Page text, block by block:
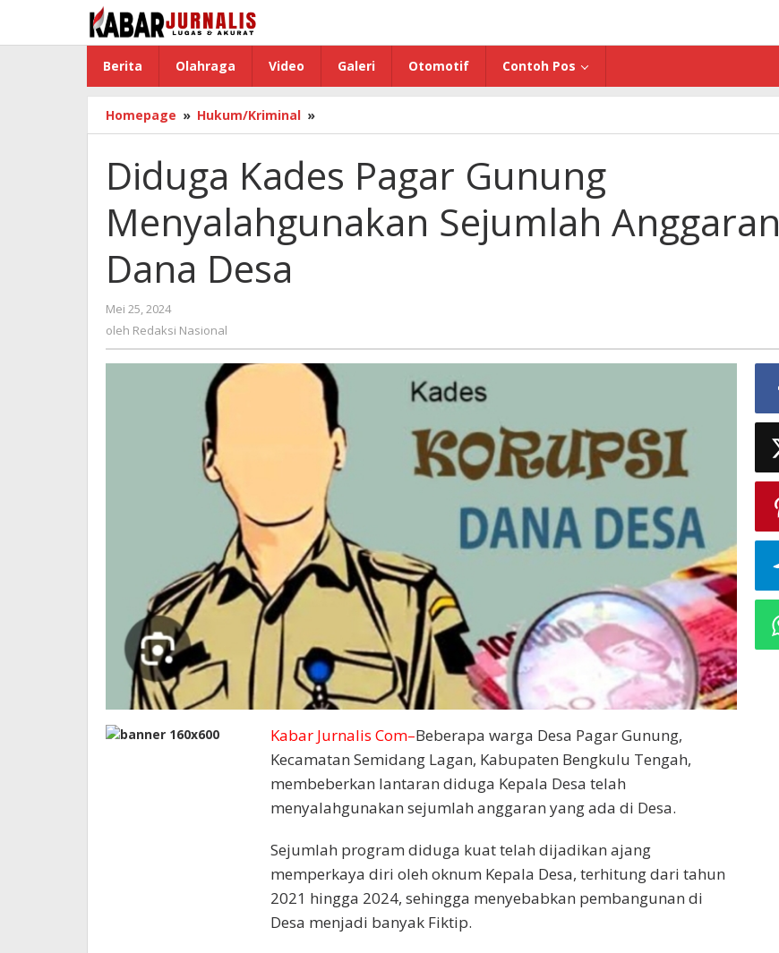
konten
Berita Olahraga Video Galeri Otomotif Contoh Pos
Homepage » Hukum/Kriminal »
Kades
Gunung
Menyalahgunakan
Sejumlah
Anggaran
Diduga Kades Pagar Gunung
Menyalahgunakan Sejumlah Anggaran
Dana Desa
Mei 25, 2024
Redaksi
oleh Redaksi Nasional
Kabar Jurnalis Com–Beberapa warga Desa Pagar Gunung,
Kecamatan Semidang Lagan, Kabupaten Bengkulu Tengah,
membeberkan lantaran diduga Kepala Desa telah
menyalahgunakan sejumlah anggaran yang ada di Desa.
Sejumlah program diduga kuat telah dijadikan ajang
memperkaya diri oleh oknum Kepala Desa, terhitung dari tahun
2021 hingga 2024, sehingga menyebabkan pembangunan di
Desa menjadi banyak Fiktip.